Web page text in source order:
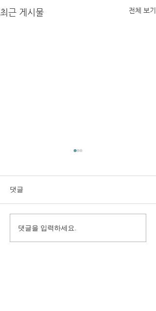
최근 게시물 전체 보기
구미시 취업지원센터 만족
도 조사 용역
댓글
댓글을 입력하세요.